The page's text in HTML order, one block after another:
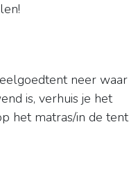
neer waar
is, verhuis je het
het matras/in de tent